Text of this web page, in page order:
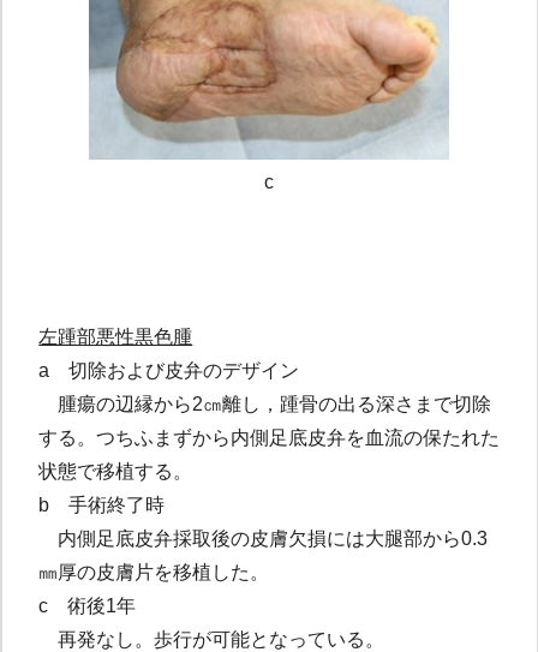
c
左踵部悪性黒色腫
a 切除および皮弁のデザイン
腫瘍の辺縁から2㎝離し，踵骨の出る深さまで切除
する。つちふまずから内側足底皮弁を血流の保たれた
状態で移植する。
b 手術終了時
内側足底皮弁採取後の皮膚欠損には大腿部から0.3
㎜厚の皮膚片を移植した。
c 術後1年
再発なし。歩行が可能となっている。